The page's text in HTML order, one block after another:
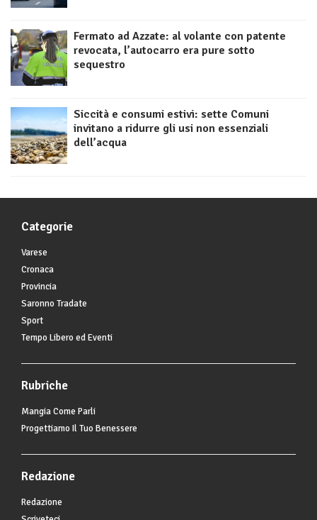
Fermato ad Azzate: al volante con patente
revocata, l’autocarro era pure sotto
sequestro
Siccità e consumi estivi: sette Comuni
invitano a ridurre gli usi non essenziali
dell’acqua
Categorie
Varese
Cronaca
Provincia
Saronno Tradate
Sport
Tempo Libero ed Eventi
Rubriche
Mangia Come Parli
Progettiamo Il Tuo Benessere
Redazione
Redazione